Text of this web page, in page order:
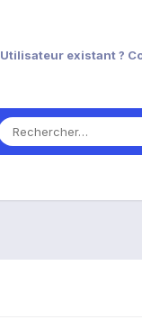
Utilisateur existant ?